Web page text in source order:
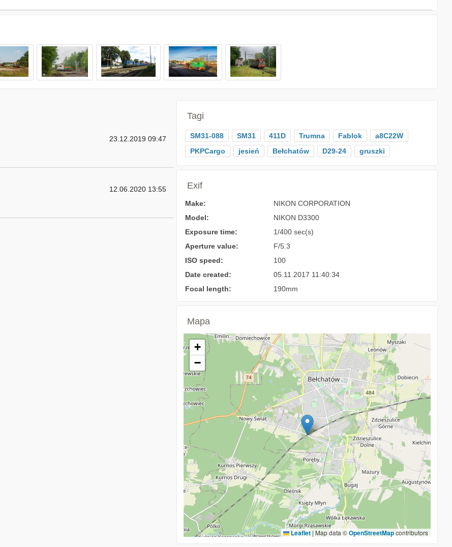
23.12.2019 09:47
12.06.2020 13:55
Tagi
SM31-088 SM31 411D Trumna Fablok
a8C22W
PKPCargo
jesień Bełchatów D29-24 gruszki
Exif
Make:
NIKON CORPORATION
Model:
NIKON D3300
Exposure time:
1/400 sec(s)
Aperture value:
F/5.3
ISO speed:
100
Date created:
05.11.2017 11:40:34
Focal length:
190mm
Mapa
+
−
Leaflet | Map data ©OpenStreetMapcontributors